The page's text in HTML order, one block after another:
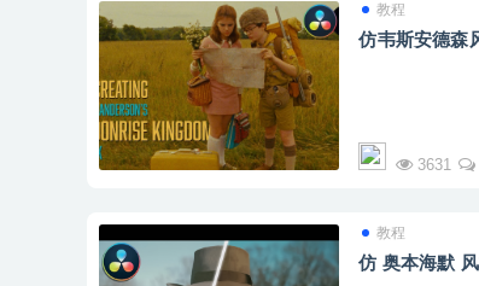
教程
仿韦斯安德森
3631
教程
仿 奥本海默